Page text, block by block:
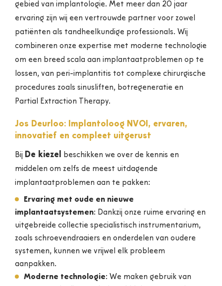
gebied van implantologie. Met meer dan 20 jaar
ervaring zijn wij een vertrouwde partner voor zowel
patiënten als tandheelkundige professionals. Wij
combineren onze expertise met moderne technologie
om een breed scala aan implantaatproblemen op te
lossen, van peri-implantitis tot complexe chirurgische
procedures zoals sinusliften, botregeneratie en
Partial Extraction Therapy.
Jos Deurloo: Implantoloog NVOI, ervaren,
innovatief en compleet uitgerust
Bij De kiezel beschikken we over de kennis en
middelen om zelfs de meest uitdagende
implantaatproblemen aan te pakken:
Ervaring met oude en nieuwe
implantaatsystemen: Dankzij onze ruime ervaring en
uitgebreide collectie specialistisch instrumentarium,
zoals schroevendraaiers en onderdelen van oudere
systemen, kunnen we vrijwel elk probleem
aanpakken.
Moderne technologie: We maken gebruik van